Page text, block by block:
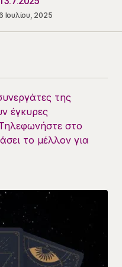
Ιουλίου, 2025
της
έγκυρες
στο
το μέλλον για